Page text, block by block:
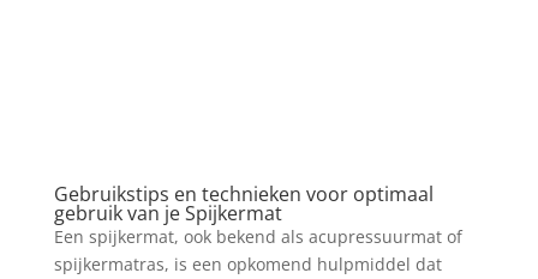
Gebruikstips en technieken voor optimaal
gebruik van je Spijkermat
Een spijkermat, ook bekend als acupressuurmat of
spijkermatras, is een opkomend hulpmiddel dat